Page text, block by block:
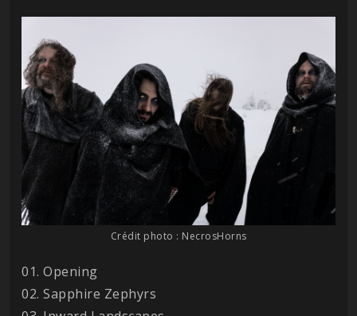
Crédit photo : NecrosHorns
01. Opening
02. Sapphire Zephyrs